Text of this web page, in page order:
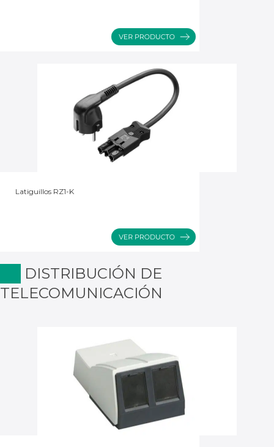
Latiguillos RZ1-K
DISTRIBUCIÓN DE
TELECOMUNICACIÓN